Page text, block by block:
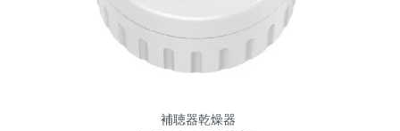
補聴器乾燥器